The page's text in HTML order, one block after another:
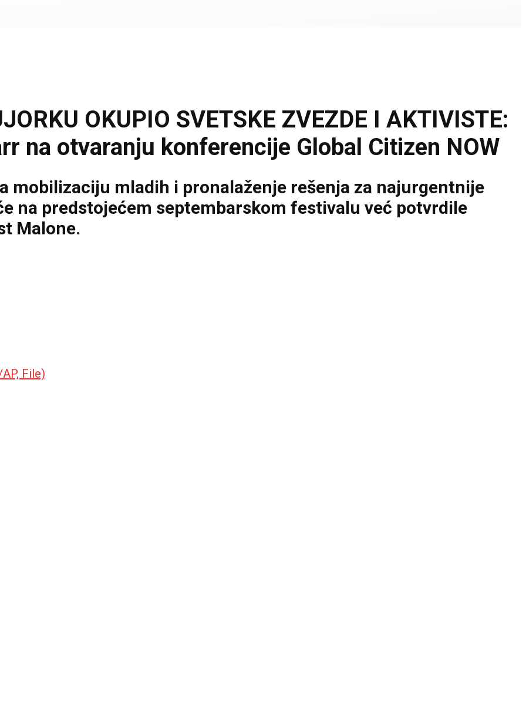
OKUPIO SVETSKE ZVEZDE I AKTIVISTE:
na otvaranju konferencije Global Citizen NOW
mobilizaciju mladih i pronalaženje rešenja za najurgentnije
na predstojećem septembarskom festivalu već potvrdile
Malone.